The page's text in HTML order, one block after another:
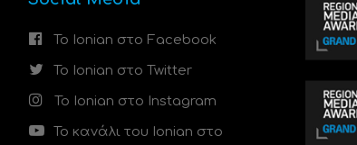
Το Ionian στο Facebook
Το Ionian στο Twitter
Το Ionian στο Instagram
Το κανάλι του Ionian στο